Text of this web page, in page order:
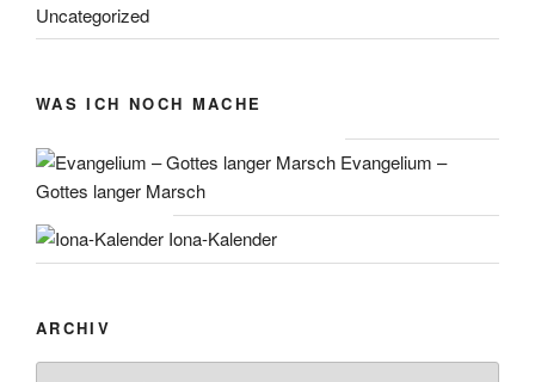
Uncategorized
WAS ICH NOCH MACHE
Evangelium –
Gottes langer Marsch
Iona-Kalender
ARCHIV